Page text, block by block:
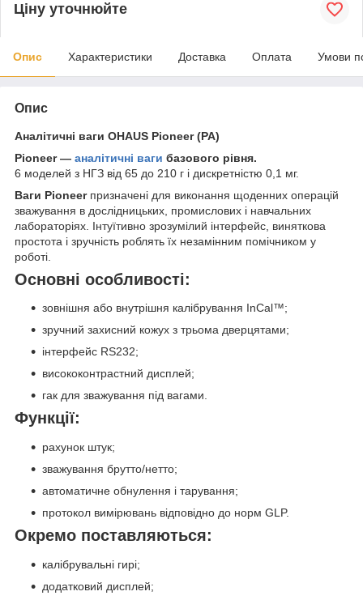
Ціну уточнюйте
Опис Характеристики Доставка Оплата Умови
Опис
Аналітичні ваги OHAUS Pioneer (PA)
Pioneer — аналітичні ваги базового рівня.
6 моделей з НГЗ від 65 до 210 г і дискретністю 0,1 мг.
Ваги Pioneer призначені для виконання щоденних операцій
зважування в дослідницьких, промислових і навчальних
лабораторіях. Інтуїтивно зрозумілий інтерфейс, виняткова
простота і зручність роблять їх незамінним помічником у
роботі.
Основні особливості:
зовнішня або внутрішня калібрування InCal™;
зручний захисний кожух з трьома дверцятами;
інтерфейс RS232;
висококонтрастний дисплей;
гак для зважування під вагами.
Функції:
рахунок штук;
зважування брутто/нетто;
автоматичне обнулення і тарування;
протокол вимірювань відповідно до норм GLP.
Окремо поставляються:
калібрувальні гирі;
додатковий дисплей;